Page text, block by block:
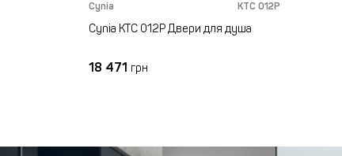
Cynia KTC 012P
Cynia KTC 012P Двери для душа
18 471 грн